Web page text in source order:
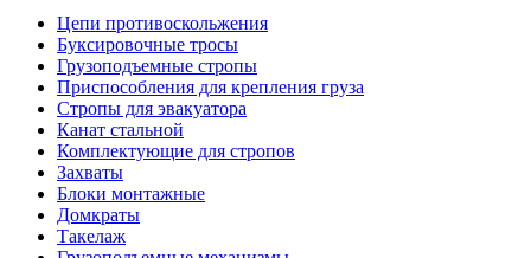
Цепи противоскольжения
Буксировочные тросы
Грузоподъемные стропы
Приспособления для крепления груза
Стропы для эвакуатора
Канат стальной
Комплектующие для стропов
Захваты
Блоки монтажные
Домкраты
Такелаж